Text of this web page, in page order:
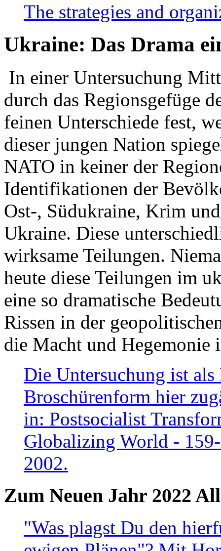
The strategies and
Ukraine: Das Drama
In einer Untersuchung
durch das Regionsgefüge
feinen Unterschiede fest,
dieser jungen Nation
NATO in keiner der
Identifikationen der
Ost-, Südukraine, Krim
Ukraine. Diese
wirksame Teilungen.
heute diese Teilungen im
eine so dramatische
Rissen in der
die Macht und Hegemonie
Die Untersuchung ist
Broschürenform hier
in: Postsocialist
Globalizing World -
2002.
Zum Neuen Jahr 2022
"Was plagst Du den